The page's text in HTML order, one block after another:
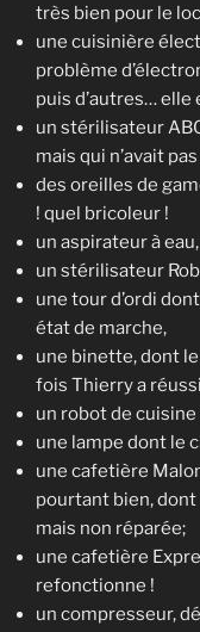
très bien pour le
une cuisinière
problème
puis d’autres…
un stérilisateur
mais qui n’avait
des oreilles de
! quel bricoleur !
un aspirateur à
un stérilisateur
une tour d’ordi
état de marche,
une binette, dont
fois Thierry a
un robot de cuisine
une lampe dont le
une cafetière
pourtant bien,
mais non réparée;
une cafetière
refonctionne !
un compresseur,